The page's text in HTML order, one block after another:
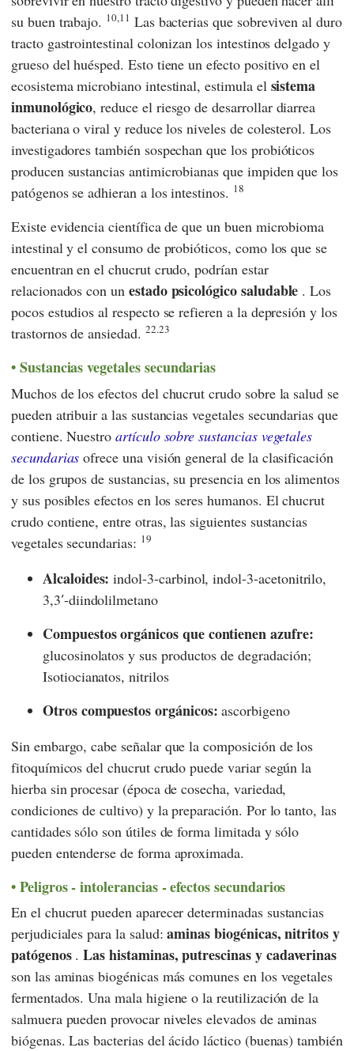
su buen trabajo. 10,11 Las bacterias que sobreviven al duro
tracto gastrointestinal colonizan los intestinos delgado y
grueso del huésped. Esto tiene un efecto positivo en el
ecosistema microbiano intestinal, estimula el sistema
inmunológico, reduce el riesgo de desarrollar diarrea
bacteriana o viral y reduce los niveles de colesterol. Los
investigadores también sospechan que los probióticos
producen sustancias antimicrobianas que impiden que los
patógenos se adhieran a los intestinos. 18
Existe evidencia científica de que un buen microbioma
intestinal y el consumo de probióticos, como los que se
encuentran en el chucrut crudo, podrían estar
relacionados con un estado psicológico saludable . Los
pocos estudios al respecto se refieren a la depresión y los
trastornos de ansiedad. 22.23
Sustancias vegetales secundarias
Muchos de los efectos del chucrut crudo sobre la salud se
pueden atribuir a las sustancias vegetales secundarias que
contiene. Nuestroartículo sobre sustancias vegetales
secundarias ofrece una visión general de la clasificación
de los grupos de sustancias, su presencia en los alimentos
y sus posibles efectos en los seres humanos. El chucrut
crudo contiene, entre otras, las siguientes sustancias
vegetales secundarias: 19
Alcaloides: indol-3-carbinol, indol-3-acetonitrilo,
3,3′-diindolilmetano
Compuestos orgánicos que contienen azufre:
glucosinolatos y sus productos de degradación;
Isotiocianatos, nitrilos
Otros compuestos orgánicos: ascorbigeno
Sin embargo, cabe señalar que la composición de los
fitoquímicos del chucrut crudo puede variar según la
hierba sin procesar (época de cosecha, variedad,
condiciones de cultivo) y la preparación. Por lo tanto, las
cantidades sólo son útiles de forma limitada y sólo
pueden entenderse de forma aproximada.
Peligros - intolerancias - efectos secundarios
En el chucrut pueden aparecer determinadas sustancias
perjudiciales para la salud:aminas biogénicas, nitritos y
patógenos.Las histaminas, putrescinas y cadaverinas
son las aminas biogénicas más comunes en los vegetales
fermentados. Una mala higiene o la reutilización de la
salmuera pueden provocar niveles elevados de aminas
biógenas. Las bacterias del ácido láctico (buenas) también